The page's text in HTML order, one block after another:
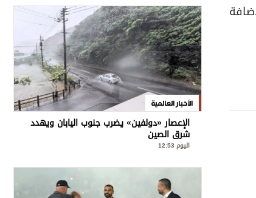
الأخبار العالمية
الإعصار «دولفين» يضرب جنوب اليابان ويهدد
شرق الصين
اليوم 12:53